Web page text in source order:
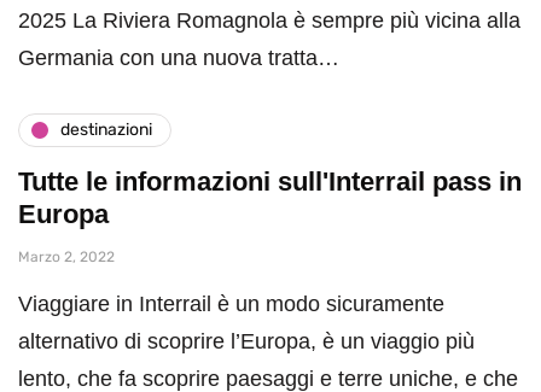
2025 La Riviera Romagnola è sempre più vicina alla
Germania con una nuova tratta…
destinazioni
Tutte le informazioni sull'Interrail pass in
Europa
Marzo 2, 2022
Viaggiare in Interrail è un modo sicuramente
alternativo di scoprire l’Europa, è un viaggio più
lento, che fa scoprire paesaggi e terre uniche, e che